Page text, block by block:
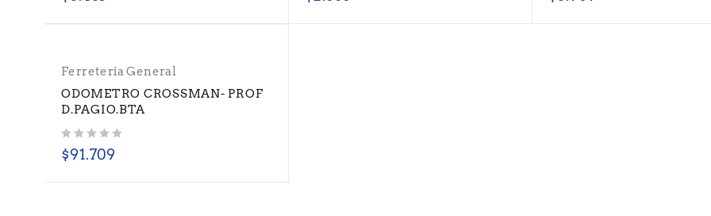
Ferretería General
ODOMETRO CROSSMAN- PROF
D.PAGIO.BTA
$91.709